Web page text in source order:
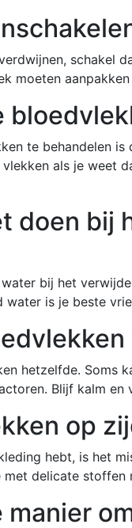
schakel
moeten
te behandelen
als je weet
doen bij
bij het
water is je beste
hetzelfde. Soms
Blijf kalm en
op
hebt, is het
delicate stoffen
manier